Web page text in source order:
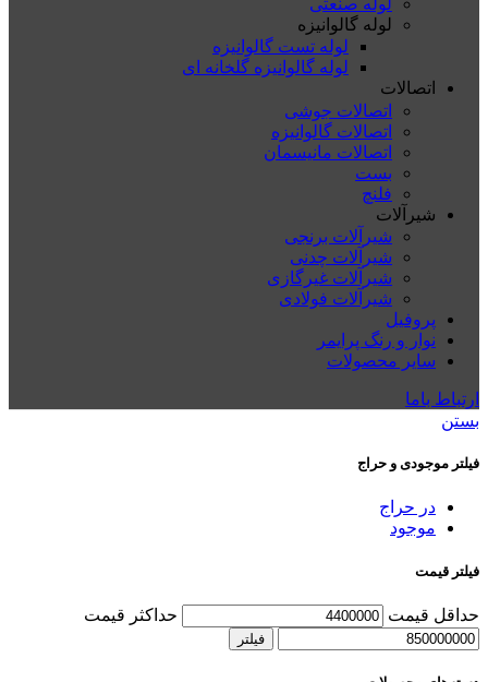
لوله گالوانیزه
لوله تست گالوانیزه
لوله گالوانیزه گلخانه ای
اتصالات
اتصالات جوشی
اتصالات گالوانیزه
اتصالات مانیسمان
بست
فلنچ
شیرآلات
شیرآلات برنجی
شیرآلات چدنی
شیرآلات غیرگازی
شیرآلات فولادی
پروفیل
نوار و رنگ پرایمر
سایر محصولات
ارتباط باما
بستن
فیلتر موجودی و حراج
در حراج
موجود
فیلتر قیمت
حداقل قیمت حداکثر قیمت
فیلتر